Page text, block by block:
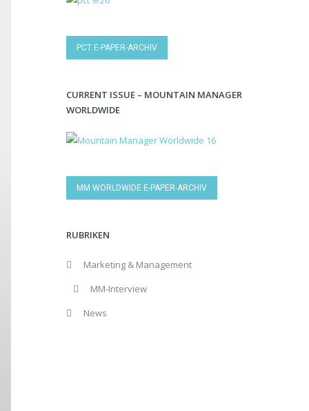
PCT E-PAPER-ARCHIV
CURRENT ISSUE – MOUNTAIN MANAGER
WORLDWIDE
MM WORLDWIDE E-PAPER-ARCHIV
RUBRIKEN
Marketing & Management
MM-Interview
News